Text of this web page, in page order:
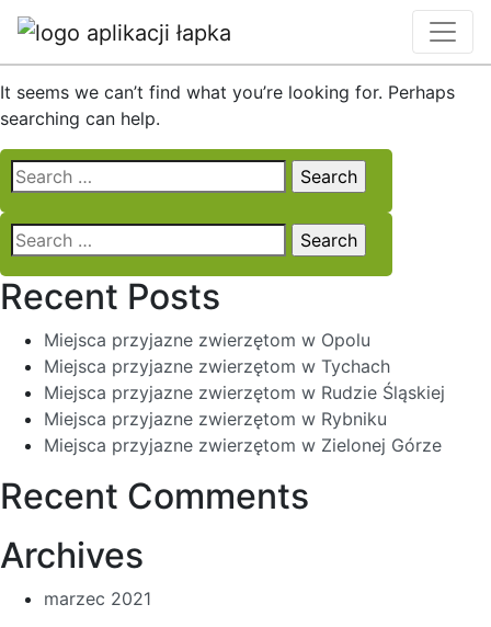
Nothing Found
It seems we can’t find what you’re looking for. Perhaps
searching can help.
Search
for:
Search
for:
Recent Posts
Miejsca przyjazne zwierzętom w Opolu
Miejsca przyjazne zwierzętom w Tychach
Miejsca przyjazne zwierzętom w Rudzie Śląskiej
Miejsca przyjazne zwierzętom w Rybniku
Miejsca przyjazne zwierzętom w Zielonej Górze
Recent Comments
Archives
marzec 2021